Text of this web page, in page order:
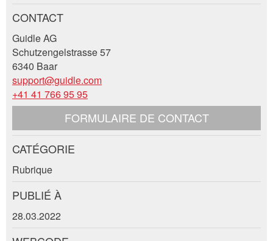
Vos commentaires sont grandement appréciés!
Commentaires généraux
Cette annonce n'est plus valable
Annonce incomplète
Recommandez cette annonce à des amis.
* Saisie nécessaire
RECOMMANDER L'ANNONCE
CONTACT
Guidle AG
Schutzengelstrasse 57
6340 Baar
support@guidle.com
+41 41 766 95 95
FORMULAIRE DE CONTACT
Contact
Composez un message à la personne de
contact pour cette annonce .
CATÉGORIE
Rubrique
PUBLIÉ À
28.03.2022